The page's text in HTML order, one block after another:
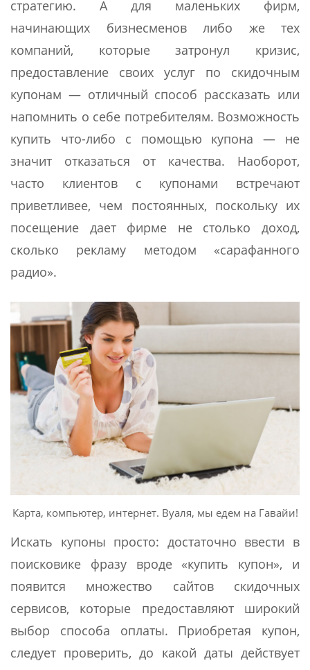
стратегию. А для маленьких фирм,
начинающих бизнесменов либо же тех
компаний, которые затронул кризис,
предоставление своих услуг по скидочным
купонам — отличный способ рассказать или
напомнить о себе потребителям. Возможность
купить что-либо с помощью купона — не
значит отказаться от качества. Наоборот,
часто клиентов с купонами встречают
приветливее, чем постоянных, поскольку их
посещение дает фирме не столько доход,
сколько рекламу методом «сарафанного
радио».
Карта, компьютер, интернет. Вуаля, мы едем на Гавайи!
Искать купоны просто: достаточно ввести в
поисковике фразу вроде «купить купон», и
появится множество сайтов скидочных
сервисов, которые предоставляют широкий
выбор способа оплаты. Приобретая купон,
следует проверить, до какой даты действует